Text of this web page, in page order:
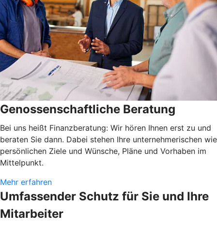
Genossenschaftliche Beratung
Bei uns heißt Finanzberatung: Wir hören Ihnen erst zu und
beraten Sie dann. Dabei stehen Ihre unternehmerischen wie
persönlichen Ziele und Wünsche, Pläne und Vorhaben im
Mittelpunkt.
Mehr erfahren
Umfassender Schutz für Sie und Ihre
Mitarbeiter